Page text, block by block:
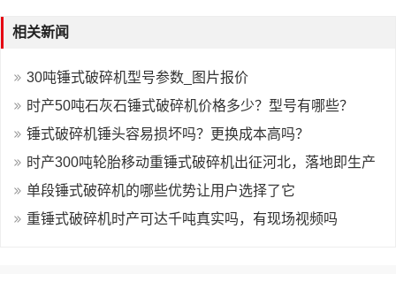
相关新闻
30吨锤式破碎机型号参数_图片报价
时产50吨石灰石锤式破碎机价格多少？型号有哪些？
锤式破碎机锤头容易损坏吗？更换成本高吗？
时产300吨轮胎移动重锤式破碎机出征河北，落地即生产
单段锤式破碎机的哪些优势让用户选择了它
重锤式破碎机时产可达千吨真实吗，有现场视频吗